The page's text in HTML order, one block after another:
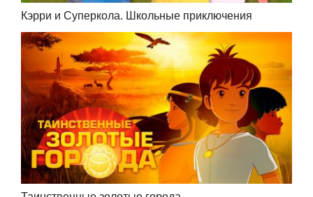
Кэрри и Суперкола. Школьные приключения